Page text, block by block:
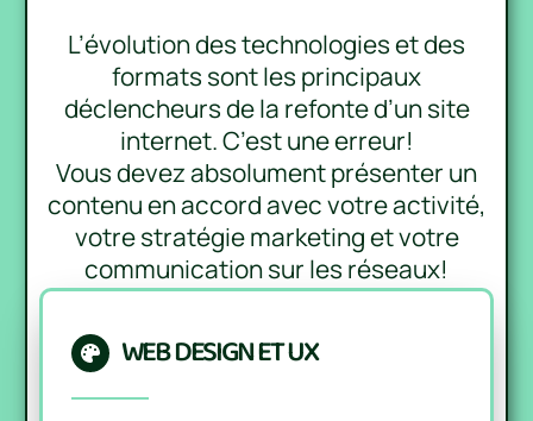
L’évolution des technologies et des
formats sont les principaux
déclencheurs de la refonte d’un site
internet. C’est une erreur!
Vous devez absolument présenter un
contenu en accord avec votre activité,
votre stratégie marketing et votre
communication sur les réseaux!
WEB DESIGN ET UX